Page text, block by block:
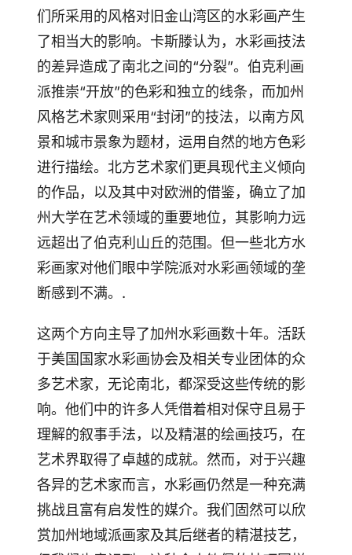
们所采用的风格对旧金山湾区的水彩画产生
了相当大的影响。卡斯滕认为，水彩画技法
的差异造成了南北之间的“分裂”。伯克利画
派推崇“开放”的色彩和独立的线条，而加州
风格艺术家则采用“封闭”的技法，以南方风
景和城市景象为题材，运用自然的地方色彩
进行描绘。北方艺术家们更具现代主义倾向
的作品，以及其中对欧洲的借鉴，确立了加
州大学在艺术领域的重要地位，其影响力远
远超出了伯克利山丘的范围。但一些北方水
彩画家对他们眼中学院派对水彩画领域的垄
断感到不满。.
这两个方向主导了加州水彩画数十年。活跃
于美国国家水彩画协会及相关专业团体的众
多艺术家，无论南北，都深受这些传统的影
响。他们中的许多人凭借着相对保守且易于
理解的叙事手法，以及精湛的绘画技巧，在
艺术界取得了卓越的成就。然而，对于兴趣
各异的艺术家而言，水彩画仍然是一种充满
挑战且富有启发性的媒介。我们固然可以欣
赏加州地域派画家及其后继者的精湛技艺，